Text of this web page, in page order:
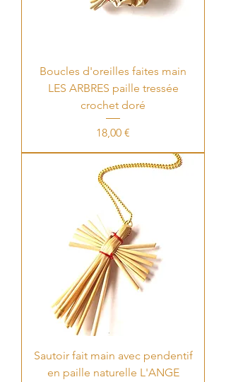
Boucles d'oreilles faites main
LES ARBRES paille tressée
crochet doré
Price
18,00 €
Sautoir fait main avec pendentif
en paille naturelle L'ANGE